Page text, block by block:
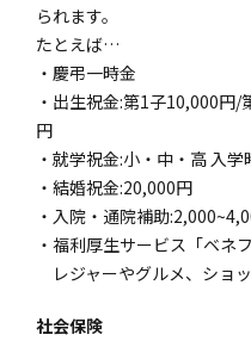
られます。
たとえば…
・慶弔一時金
・出生祝金:第1子10,000円
円
・就学祝金:小・中・高 入
・結婚祝金:20,000円
・入院・通院補助
・福利厚生サービス「ベネ
レジャーやグルメ、ショ
社会保険